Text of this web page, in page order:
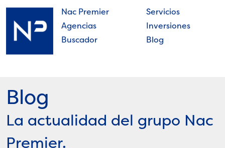
Skip
content
Nac Premier
Agencias
Buscador
Servicios
Inversiones
Blog
Blog
La actualidad del grupo Nac
Premier.